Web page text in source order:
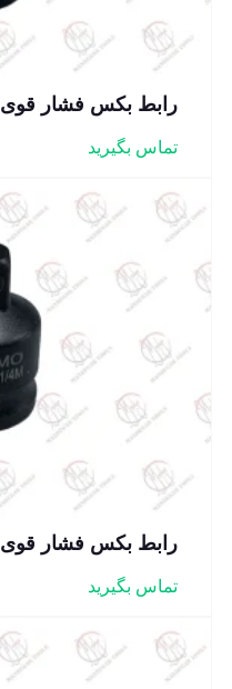
رابط بکس فشار قوی ۳.۸ به ۱.۲ مشکی
تماس بگیرید
رابط بکس فشار قوی ۳.۸ به ۱.۴ مشکی
تماس بگیرید